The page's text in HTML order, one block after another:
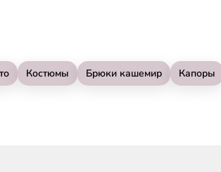
Костюмы Брюки кашемир
Капоры